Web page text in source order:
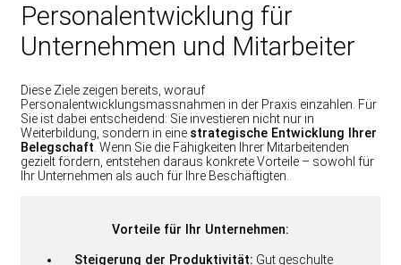
Personalentwicklung für
Unternehmen und Mitarbeiter
Diese Ziele zeigen bereits, worauf
Personalentwicklungsmassnahmen in der Praxis einzahlen. Für
Sie ist dabei entscheidend: Sie investieren nicht nur in
Weiterbildung, sondern in eine strategische Entwicklung Ihrer
Belegschaft. Wenn Sie die Fähigkeiten Ihrer Mitarbeitenden
gezielt fördern, entstehen daraus konkrete Vorteile – sowohl für
Ihr Unternehmen als auch für Ihre Beschäftigten.
Vorteile für Ihr Unternehmen:
Steigerung der Produktivität: Gut geschulte